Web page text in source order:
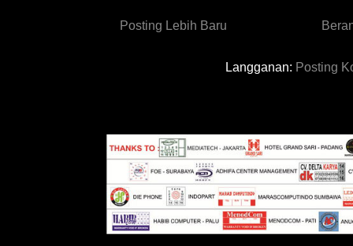
Posting Lebih Baru
Langganan: Posting